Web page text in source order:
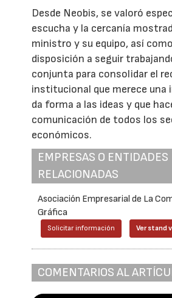
Desde Neobis, se valoró
escucha y la cercanía
ministro y su equipo, así
disposición a seguir
conjunta para consolidar el
institucional que merece una
da forma a las ideas y que
comunicación de todos los
económicos.
EMPRESAS O ENTIDADES
RELACIONADAS
Asociación Empresarial de La
Gráfica
Solicitar información Ver stand
COMENTARIOS AL